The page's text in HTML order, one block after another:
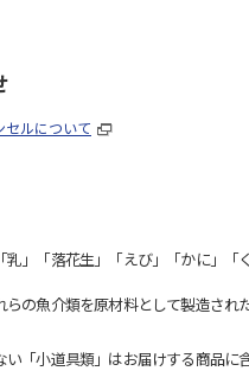
セルについて
」「落花生」「えび」「かに」「
の魚介類を原材料として製造され
「小道具類」はお届けする商品に